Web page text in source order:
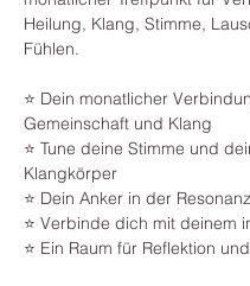
Heilung, Klang, Stimme,
Fühlen.
⭐️ Dein monatlicher
Gemeinschaft und Klang
⭐️ Tune deine Stimme und
Klangkörper
⭐️ Dein Anker in der Resonanz
⭐️ Verbinde dich mit deinem
⭐️ Ein Raum für Reflektion